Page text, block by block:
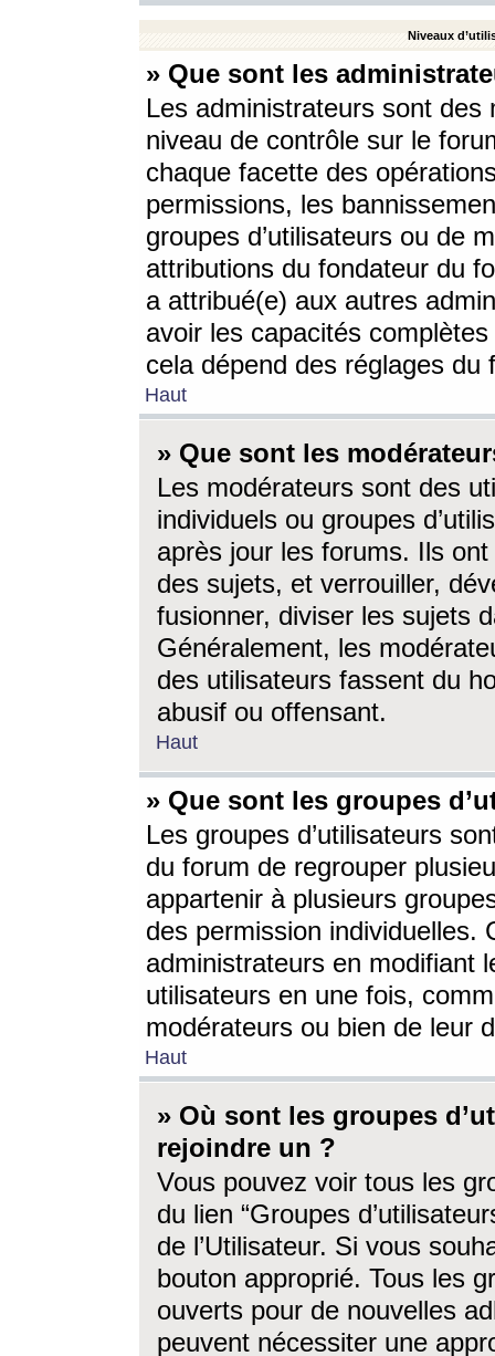
Niveaux
» Que sont les
Les administrateurs sont
niveau de contrôle sur le
chaque facette des
permissions, les
groupes d’utilisateurs ou de
attributions du fondateur du
a attribué(e) aux autres
avoir les capacités
cela dépend des réglages du
Haut
» Que sont les
Les modérateurs sont des
individuels ou groupes
après jour les forums. Ils ont
des sujets, et verrouiller,
fusionner, diviser les sujets
Généralement, les
des utilisateurs fassent du
abusif ou offensant.
Haut
» Que sont les groupes
Les groupes d’utilisateurs
du forum de regrouper
appartenir à plusieurs
des permission individuelles.
administrateurs en modifiant
utilisateurs en une fois,
modérateurs ou bien de leur
Haut
» Où sont les groupes
rejoindre un ?
Vous pouvez voir tous les
du lien “Groupes
de l’Utilisateur. Si vous
bouton approprié. Tous les
ouverts pour de nouvelles
peuvent nécessiter une